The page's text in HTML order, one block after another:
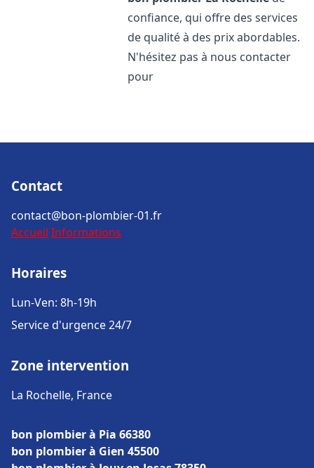
confiance, qui offre des services
de qualité à des prix abordables.
N'hésitez pas à nous contacter
pour
Contact
contact@bon-plombier-01.fr
Accueil Informations
Horaires
Lun-Ven: 8h-19h
Service d'urgence 24/7
Zone intervention
La Rochelle, France
bon plombier à Pia 66380
bon plombier à Gien 45500